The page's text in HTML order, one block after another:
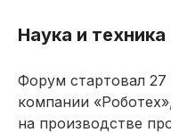
Наука и техника
Форум стартовал
компании
на производстве